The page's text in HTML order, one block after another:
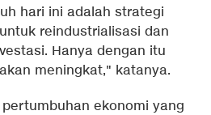
hari ini adalah strategi
reindustrialisasi dan
Hanya dengan itu
meningkat," katanya.
ekonomi yang